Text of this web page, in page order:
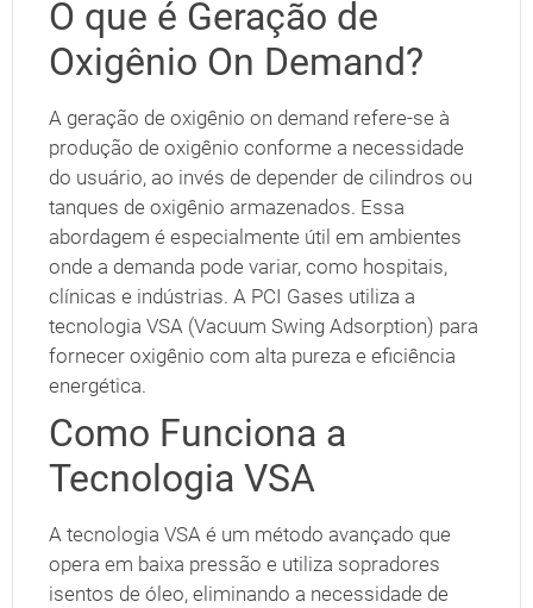
O que é Geração de
Oxigênio On Demand?
A geração de oxigênio on demand refere-se à
produção de oxigênio conforme a necessidade
do usuário, ao invés de depender de cilindros ou
tanques de oxigênio armazenados. Essa
abordagem é especialmente útil em ambientes
onde a demanda pode variar, como hospitais,
clínicas e indústrias. A PCI Gases utiliza a
tecnologia VSA (Vacuum Swing Adsorption) para
fornecer oxigênio com alta pureza e eficiência
energética.
Como Funciona a
Tecnologia VSA
A tecnologia VSA é um método avançado que
opera em baixa pressão e utiliza sopradores
isentos de óleo, eliminando a necessidade de